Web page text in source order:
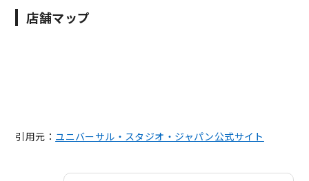
店舗マップ
引用元： ユニバーサル・スタジオ・ジャパン公式サイト